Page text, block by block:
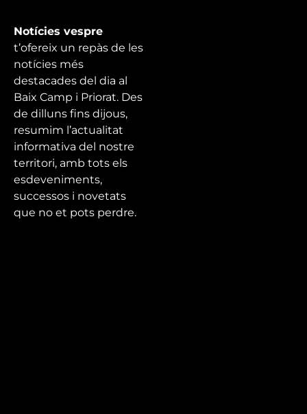
Notícies vespre
t’ofereix un repàs de les
notícies més
destacades del dia al
Baix Camp i Priorat. Des
de dilluns fins dijous,
resumim l’actualitat
informativa del nostre
territori, amb tots els
esdeveniments,
successos i novetats
que no et pots perdre.